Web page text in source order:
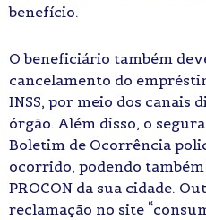
benefício.
O beneficiário também
cancelamento do
INSS, por meio dos canais
órgão. Além disso, o
Boletim de Ocorrência
ocorrido, podendo
PROCON da sua cidade.
reclamação no site